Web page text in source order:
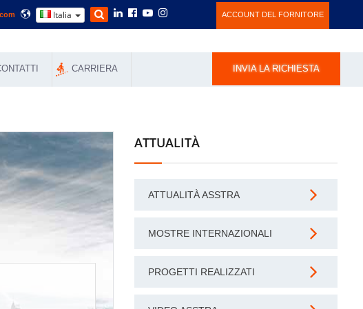
Italia ACCOUNT DEL FORNITORE
CARRIERA INVIA LA RICHIESTA
ATTUALITÀ
ATTUALITÀ ASSTRA
MOSTRE INTERNAZIONALI
PROGETTI REALIZZATI